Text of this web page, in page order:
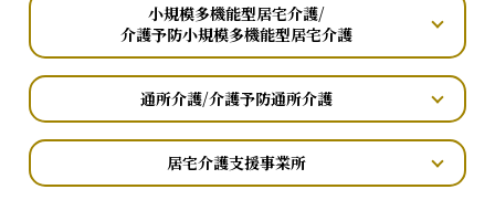
小規模多機能型居宅介護/
介護予防小規模多機能型居宅介護
通所介護/介護予防通所介護
居宅介護支援事業所